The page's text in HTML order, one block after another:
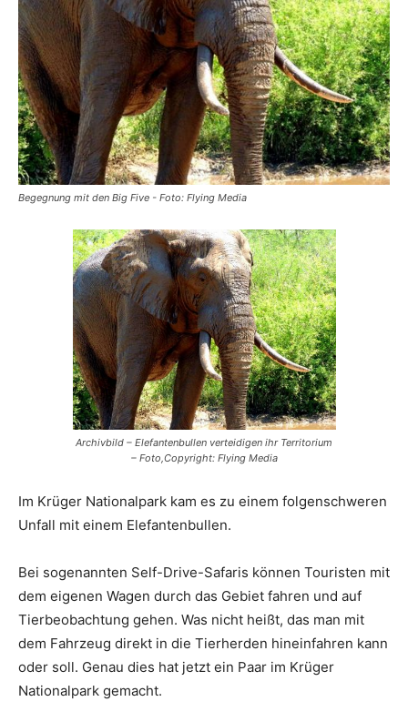
Reiseempfehlungen.
Begegnung mit den Big Five - Foto: Flying Media
Archivbild – Elefantenbullen verteidigen ihr Territorium
– Foto,Copyright: Flying Media
Im Krüger Nationalpark kam es zu einem folgenschweren
Unfall mit einem Elefantenbullen.
Bei sogenannten Self-Drive-Safaris können Touristen mit
dem eigenen Wagen durch das Gebiet fahren und auf
Tierbeobachtung gehen. Was nicht heißt, das man mit
dem Fahrzeug direkt in die Tierherden hineinfahren kann
oder soll. Genau dies hat jetzt ein Paar im Krüger
Nationalpark gemacht.